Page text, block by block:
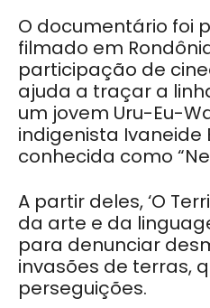
O documentário foi
filmado em
participação de
ajuda a traçar a
um jovem Uru-Eu-
indigenista Ivaneide
conhecida como
A partir deles, ‘O
da arte e da
para denunciar
invasões de terras,
perseguições.